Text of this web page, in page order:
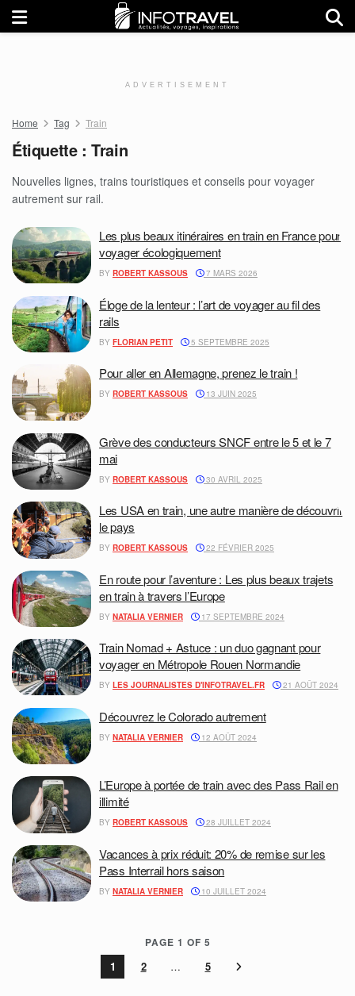
ADVERTISEMENT
Home Tag Train
Étiquette :Train
Nouvelles lignes, trains touristiques et conseils pour voyager
autrement sur rail.
Les plus beaux itinéraires en train en France pour
voyager écologiquement
BY ROBERT KASSOUS 7 MARS 2026
Éloge de la lenteur : l’art de voyager au fil des
rails
BY FLORIAN PETIT 5 SEPTEMBRE 2025
Pour aller en Allemagne, prenez le train !
BY ROBERT KASSOUS 13 JUIN 2025
Grève des conducteurs SNCF entre le 5 et le 7
mai
BY ROBERT KASSOUS 30 AVRIL 2025
Les USA en train, une autre manière de découvrir
le pays
BY ROBERT KASSOUS 22 FÉVRIER 2025
En route pour l’aventure : Les plus beaux trajets
en train à travers l’Europe
BY NATALIA VERNIER 17 SEPTEMBRE 2024
Train Nomad + Astuce : un duo gagnant pour
voyager en Métropole Rouen Normandie
BY LES JOURNALISTES D'INFOTRAVEL.FR 21 AOÛT 2024
Découvrez le Colorado autrement
BY NATALIA VERNIER 12 AOÛT 2024
L’Europe à portée de train avec des Pass Rail en
illimité
BY ROBERT KASSOUS 28 JUILLET 2024
Vacances à prix réduit: 20% de remise sur les
Pass Interrail hors saison
BY NATALIA VERNIER 10 JUILLET 2024
PAGE 1 OF 5
1 2 … 5